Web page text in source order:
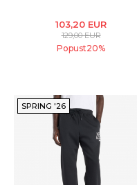
103,20 EUR
129,00EUR
Popust20%
SPRING '26